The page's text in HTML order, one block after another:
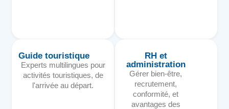
Guide touristique
Experts multilingues pour
activités touristiques, de
l'arrivée au départ.
RH et
administration
Gérer bien-être,
recrutement,
conformité, et
avantages des